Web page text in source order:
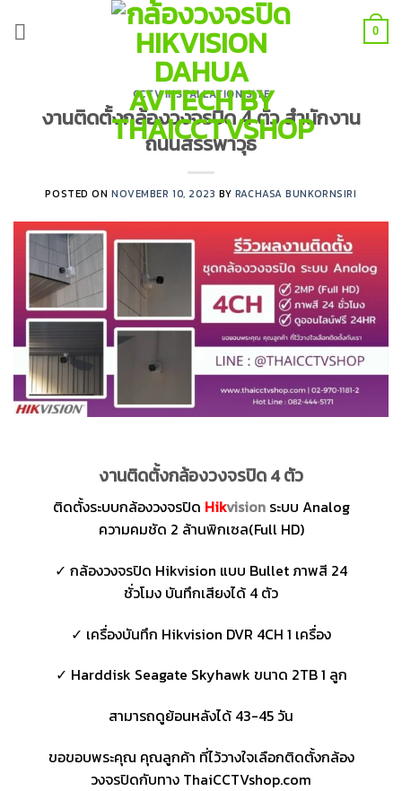
0
CCTV INSTALLATION SITE
งานติดตั้งกล้องวงจรปิด 4 ตัว สำนักงาน
ถนนสรรพาวุธ
POSTED ONNOVEMBER 10, 2023 BY RACHASA BUNKORNSIRI
งานติดตั้งกล้องวงจรปิด 4 ตัว
ติดตั้งระบบกล้องวงจรปิด Hikvisionระบบ Analog
ความคมชัด 2 ล้านพิกเซล(Full HD)
✓ กล้องวงจรปิด Hikvision แบบ Bullet ภาพสี 24
ชั่วโมง บันทึกเสียงได้ 4 ตัว
✓ เครื่องบันทึก Hikvision DVR 4CH 1 เครื่อง
✓ Harddisk Seagate Skyhawk ขนาด 2TB 1 ลูก
สามารถดูย้อนหลังได้ 43-45 วัน
ขอขอบพระคุณ คุณลูกค้า ที่ไว้วางใจเลือกติดตั้งกล้อง
วงจรปิดกับทาง ThaiCCTVshop.com